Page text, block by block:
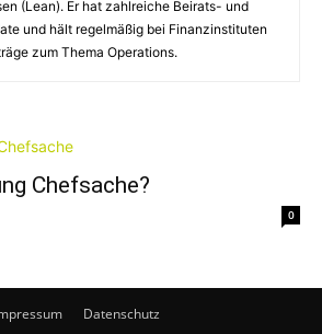
(Lean). Er hat zahlreiche Beirats- und
und hält regelmäßig bei Finanzinstituten
zum Thema Operations.
Chefsache?
0
Datenschutz